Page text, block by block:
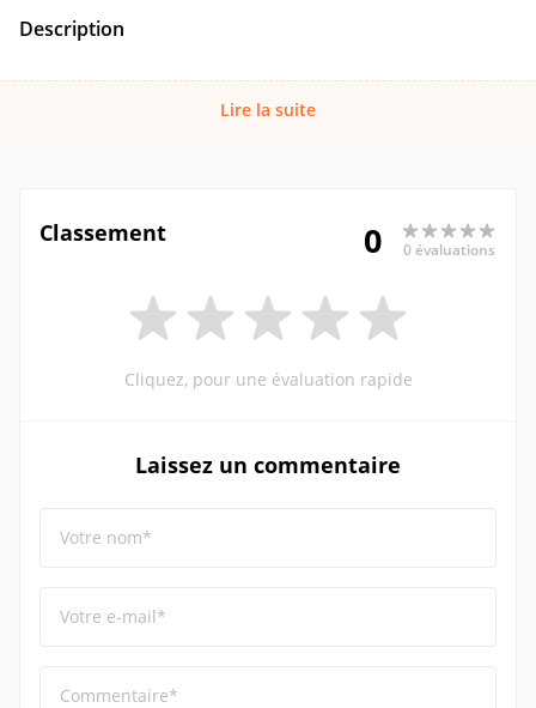
Description
Lire la suite
Classement 0 0 évaluations
Cliquez, pour une évaluation rapide
Laissez un commentaire
Votre nom*
Votre e-mail*
Commentaire*